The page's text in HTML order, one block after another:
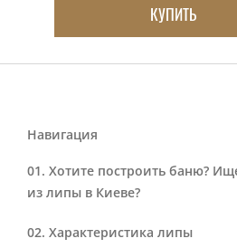
Навигация
Хотите построить баню?
из липы в Киеве?
Характеристика липы
КУПИТЬ